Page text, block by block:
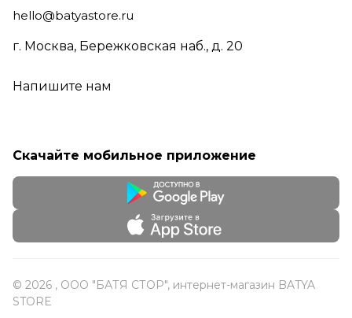
hello@batyastore.ru
г. Москва, Бережковская наб., д. 20
Напишите нам
Скачайте мобильное приложение
© 2026 , ООО "БАТЯ СТОР", интернет-магазин BATYA
STORE